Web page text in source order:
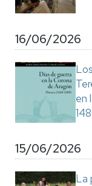
16/06/2026
en
15/06/2026
La